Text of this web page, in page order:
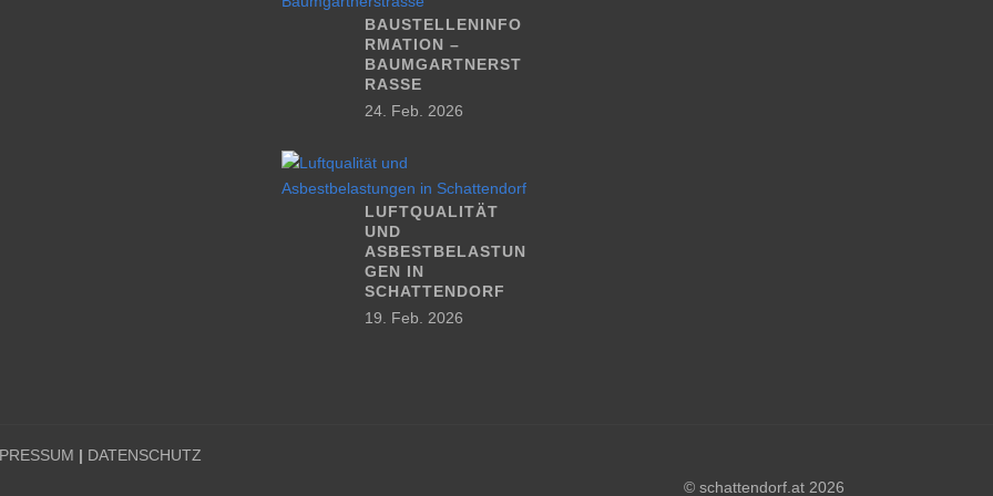
BAUSTELLENINFO
RMATION –
BAUMGARTNERST
RASSE
24. Feb. 2026
LUFTQUALITÄT
UND
ASBESTBELASTUN
GEN IN
SCHATTENDORF
19. Feb. 2026
| DATENSCHUTZ
© schattendorf.at 2026